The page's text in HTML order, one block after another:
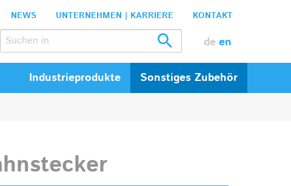
NEWS UNTERNEHMEN | KARRIERE KONTAKT
de en
Industrieprodukte Sonstiges Zubehör